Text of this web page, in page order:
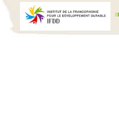
15 h 00 min
16 h 00 min